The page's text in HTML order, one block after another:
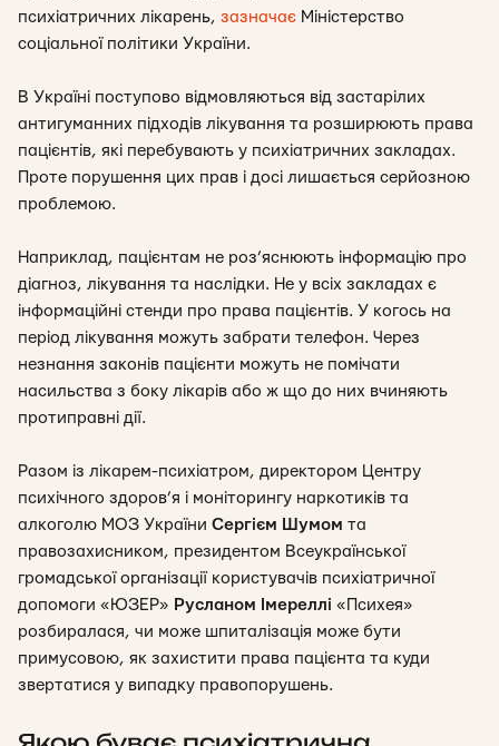
психіатричних лікарень, зазначає Міністерство
соціальної політики України.
В Україні поступово відмовляються від застарілих
антигуманних підходів лікування та розширюють права
пацієнтів, які перебувають у психіатричних закладах.
Проте порушення цих прав і досі лишається серйозною
проблемою.
Наприклад, пацієнтам не роз’яснюють інформацію про
діагноз, лікування та наслідки. Не у всіх закладах є
інформаційні стенди про права пацієнтів. У когось на
період лікування можуть забрати телефон. Через
незнання законів пацієнти можуть не помічати
насильства з боку лікарів або ж що до них вчиняють
протиправні дії.
Разом із лікарем-психіатром, директором Центру
психічного здоров’я і моніторингу наркотиків та
алкоголю МОЗ України Сергієм Шумом та
правозахисником, президентом Всеукраїнської
громадської організації користувачів психіатричної
допомоги «ЮЗЕР» Русланом Імереллі «Психея»
розбиралася, чи може шпиталізація може бути
примусовою, як захистити права пацієнта та куди
звертатися у випадку правопорушень.